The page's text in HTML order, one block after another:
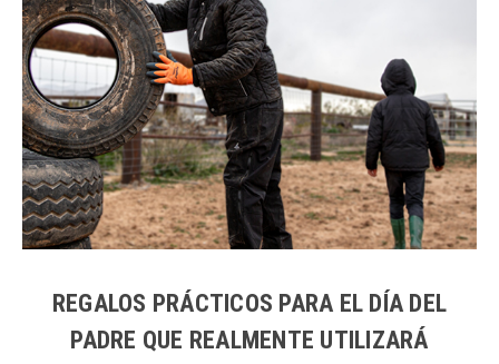
REGALOS PRÁCTICOS PARA EL DÍA DEL
PADRE QUE REALMENTE UTILIZARÁ